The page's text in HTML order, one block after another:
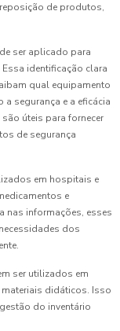
de produtos,
ser aplicado para
identificação clara
qual equipamento
segurança e a eficácia
úteis para fornecer
de segurança
em hospitais e
e
nas informações, esses
dos
ser utilizados em
didáticos. Isso
do inventário